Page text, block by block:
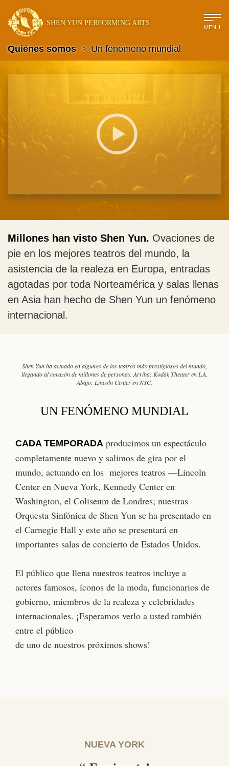
SHEN YUN PERFORMING ARTS MENU
Quiénes somos > Un fenómeno mundial
Millones han visto Shen Yun. Ovaciones de
pie en los mejores teatros del mundo, la
asistencia de la realeza en Europa, entradas
agotadas por toda Norteamérica y salas llenas
en Asia han hecho de Shen Yun un fenómeno
internacional.
Shen Yun ha actuado en algunos de los teatros más prestigiosos del mundo,
llegando al corazón de millones de personas. Arriba: Kodak Theater en LA.
Abajo: Lincoln Center en NYC.
UN FENÓMENO MUNDIAL
CADA TEMPORADA producimos un espectáculo
completamente nuevo y salimos de gira por el
mundo, actuando en los mejores teatros —Lincoln
Center en Nueva York, Kennedy Center en
Washington, el Coliseum de Londres; nuestras
Orquesta Sinfónica de Shen Yun se ha presentado en
el Carnegie Hall y este año se presentará en
importantes salas de concierto de Estados Unidos.
El público que llena nuestros teatros incluye a
actores famosos, íconos de la moda, funcionarios de
gobierno, miembros de la realeza y celebridades
internacionales. ¡Esperamos verlo a usted también
entre el público
de uno de nuestros próximos shows!
NUEVA YORK